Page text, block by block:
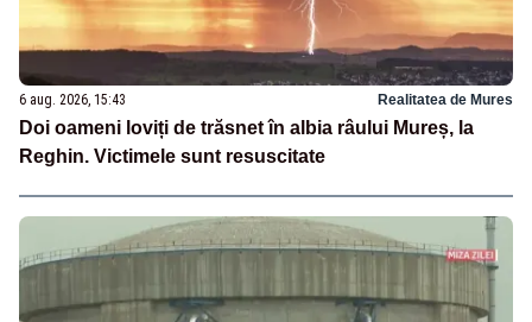
6 aug. 2026, 15:43 Realitatea de Mures
Doi oameni loviți de trăsnet în albia râului Mureș, la
Reghin. Victimele sunt resuscitate